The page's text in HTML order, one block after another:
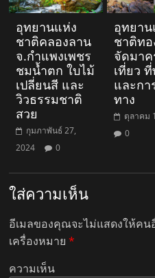
อุทยานแห่ง
ชาติคลองลาน
จ.กำแพงเพชร
ชมน้ำตก ใบไม้
เปลี่ยนสี และ
วิวธรรมชาติ
สวย
กุมภาพันธ์ 27,
2024
0
อุทยาน
ชาติท
จัดมา
เที่ยว
และกา
ทาง
ตุลาคม
0
ใส่ความเห็น
อีเมลของคุณจะไม่แสดงให้คน
เครื่องหมาย*
ความเห็น